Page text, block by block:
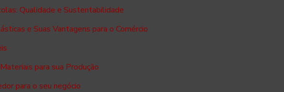
Qualidade e Sustentabilidade
e Suas Vantagens para o Comércio
para sua Produção
para o seu negócio